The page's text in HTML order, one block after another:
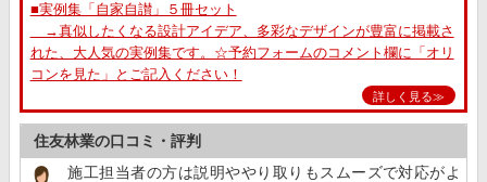
■実例集「自家自讃」５冊セット
→真似したくなる設計アイデア、多彩なデザインが豊富に掲載さ
れた、大人気の実例集です。☆予約フォームのコメント欄に「オリ
コンを見た」とご記入ください！
詳しく見る≫
住友林業の口コミ・評判
施工担当者の方は説明ややり取りもスムーズで対応がよ